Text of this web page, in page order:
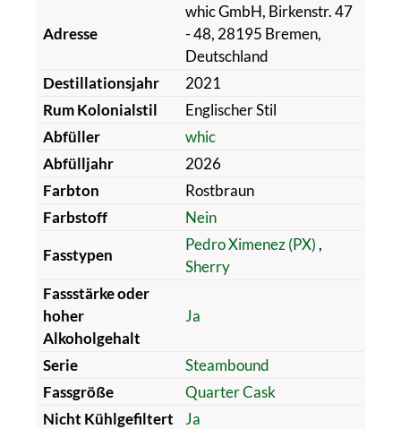
Adresse
whic GmbH, Birkenstr. 47
- 48, 28195 Bremen,
Deutschland
Destillationsjahr
2021
Rum Kolonialstil
Englischer Stil
Abfüller
whic
Abfülljahr
2026
Farbton
Rostbraun
Farbstoff
Nein
Fasstypen
Pedro Ximenez (PX) ,
Sherry
Fassstärke oder
hoher
Alkoholgehalt
Ja
Serie
Steambound
Fassgröße
Quarter Cask
Nicht Kühlgefiltert
Ja